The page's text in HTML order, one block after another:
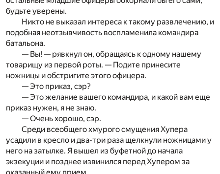
будьте уверены.
Никто не выказал интереса к такому развлечению, и
подобная неотзывчивость воспламенила командира
батальона.
— Вы! — рявкнул он, обращаясь к одному нашему
товарищу из первой роты. — Подите принесите
ножницы и обстригите этого офицера.
— Это приказ, сэр?
— Это желание вашего командира, и какой вам еще
приказ нужен, я не знаю.
— Очень хорошо, сэр.
Среди всеобщего хмурого смущения Хупера
усадили в кресло и два-три раза щелкнули ножницами у
него на затылке. Я вышел из буфетной до начала
экзекуции и позднее извинился перед Хупером за
оказанный ему прием.